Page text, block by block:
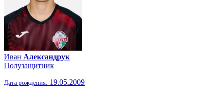
Иван Александрук
Полузащитник
Дата рождения: 19.05.2009